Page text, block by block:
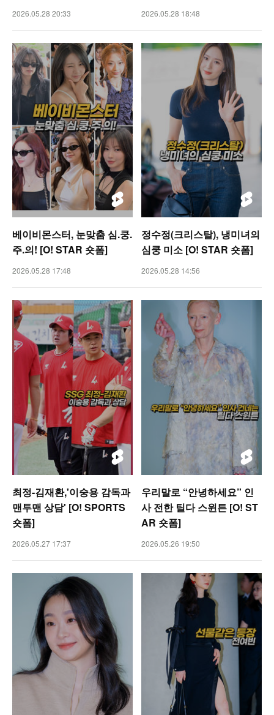
2026.05.28 20:33 2026.05.28 18:48
베이비몬스터, 눈맞춤 심.쿵.
주.의! [O! STAR 숏폼]
2026.05.28 17:48
정수정(크리스탈), 냉미녀의
심쿵 미소 [O! STAR 숏폼]
2026.05.28 14:56
최정-김재환,'이숭용 감독과
맨투맨 상담' [O! SPORTS
숏폼]
2026.05.27 17:37
우리말로 “안녕하세요” 인
사 전한 틸다 스윈튼 [O! ST
AR 숏폼]
2026.05.26 19:50